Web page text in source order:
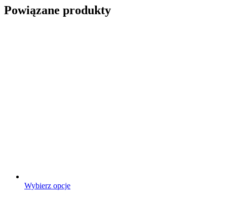
Powiązane produkty
Wybierz opcjeTen